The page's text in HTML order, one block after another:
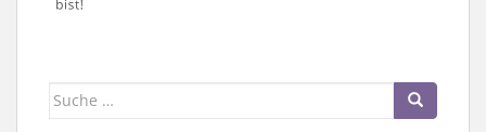
Suche